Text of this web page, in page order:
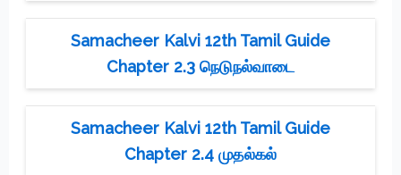
Samacheer Kalvi 12th Tamil Guide
Chapter 2.3 நெடுநல்வாடை
Samacheer Kalvi 12th Tamil Guide
Chapter 2.4 முதல்கல்